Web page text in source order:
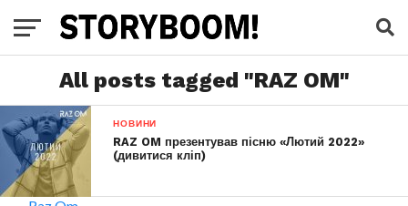
All posts tagged "RAZ OM"
НОВИНИ
RAZ OM презентував пісню «Лютий 2022»
(дивитися кліп)